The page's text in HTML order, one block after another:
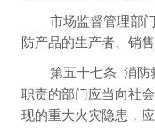
市场监督管理部
防产品的生产者、销售
第五十七条 消防
职责的部门应当向社
现的重大火灾隐患，